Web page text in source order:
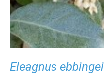
Eleagnus ebbingei